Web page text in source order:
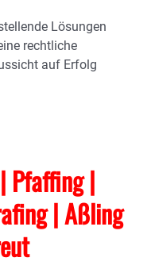
Lösungen
rechtliche
auf Erfolg
Pfaffing |
| Aßling